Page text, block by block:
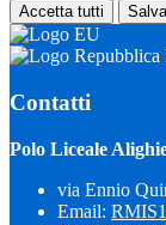
Accetta tutti
Contatti
Polo Liceale
via Ennio
Email: